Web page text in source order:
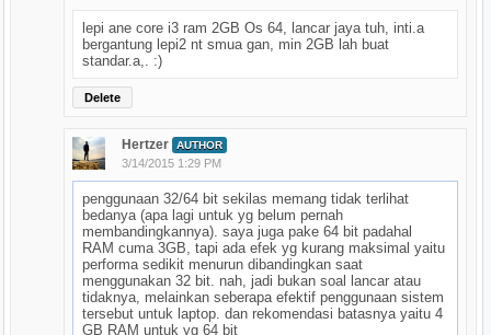
lepi ane core i3 ram 2GB Os 64, lancar jaya tuh, inti.a
bergantung lepi2 nt smua gan, min 2GB lah buat
standar.a,. :)
Delete
Hertzer AUTHOR
3/14/2015 1:29 PM
penggunaan 32/64 bit sekilas memang tidak terlihat
bedanya (apa lagi untuk yg belum pernah
membandingkannya). saya juga pake 64 bit padahal
RAM cuma 3GB, tapi ada efek yg kurang maksimal yaitu
performa sedikit menurun dibandingkan saat
menggunakan 32 bit. nah, jadi bukan soal lancar atau
tidaknya, melainkan seberapa efektif penggunaan sistem
tersebut untuk laptop. dan rekomendasi batasnya yaitu 4
GB RAM untuk yg 64 bit